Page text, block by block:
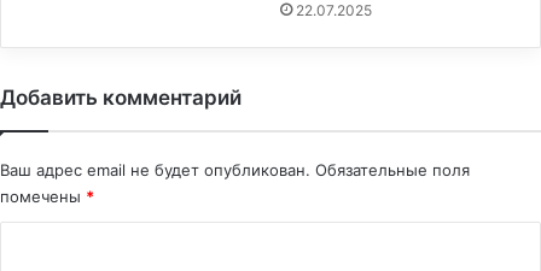
22.07.2025
Добавить комментарий
Ваш адрес email не будет опубликован. Обязательные поля
помечены *